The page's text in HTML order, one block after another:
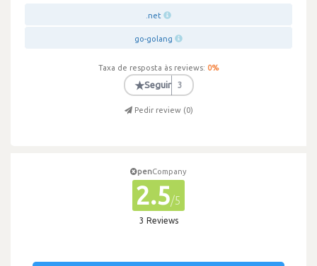
.net
go-golang
Taxa de resposta às reviews: 0%
★Seguir 3
Pedir review (0)
penCompany
2.5/5
3 Reviews